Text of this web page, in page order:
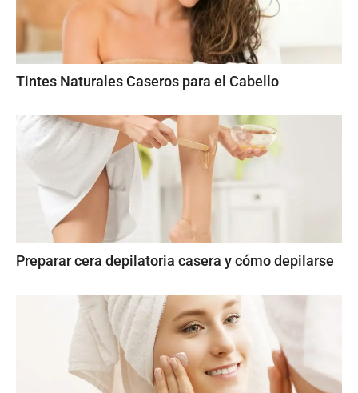
Tintes Naturales Caseros para el Cabello
Preparar cera depilatoria casera y cómo depilarse